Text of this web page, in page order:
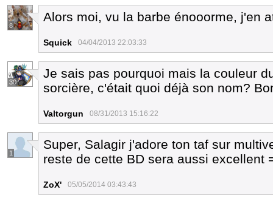
8
Alors moi, vu la barbe énooorme, j'en
Squick 04/04/2013 22:03:33
30
Je sais pas pourquoi mais la couleur
sorcière, c'était quoi déjà son nom?
Valtorgun 08/31/2013 15:16:22
1
Super, Salagir j'adore ton taf sur
reste de cette BD sera aussi excellent
ZoX' 05/05/2014 03:43:43